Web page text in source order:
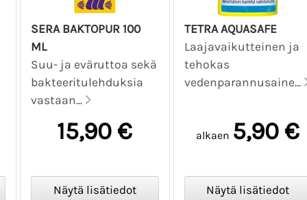
SERA BAKTOPUR 100
ML
Suu- ja eväruttoa sekä
bakteeritulehduksia
vastaan...
15,90 €
TETRA AQUASAFE
Laajavaikutteinen ja
tehokas
vedenparannusaine...
alkaen 5,90 €